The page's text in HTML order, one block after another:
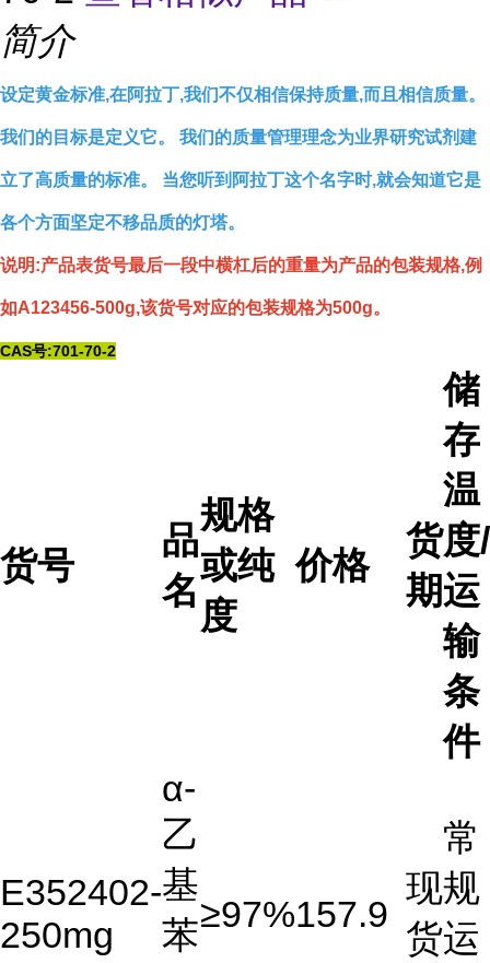
简介
设定黄金标准,在阿拉丁,我们不仅相信保持质量,而且相信质量。
我们的目标是定义它。 我们的质量管理理念为业界研究试剂建
立了高质量的标准。 当您听到阿拉丁这个名字时,就会知道它是
各个方面坚定不移品质的灯塔。
说明:产品表货号最后一段中横杠后的重量为产品的包装规格,例
如A123456-500g,该货号对应的包装规格为500g。
CAS号:701-70-2
货号
品
名
规格
或纯
度
价格
货
期
储
存
温
度/
运
输
条
件
E352402-
250mg
α-
乙
基
苯≥97%157.9
现
货
常
规
运